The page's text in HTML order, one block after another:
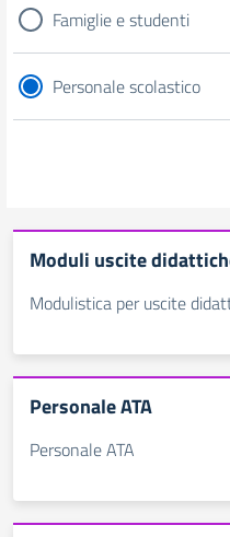
Famiglie e studenti
Personale scolastico
Moduli uscite
Modulistica per uscite
Personale ATA
Personale ATA